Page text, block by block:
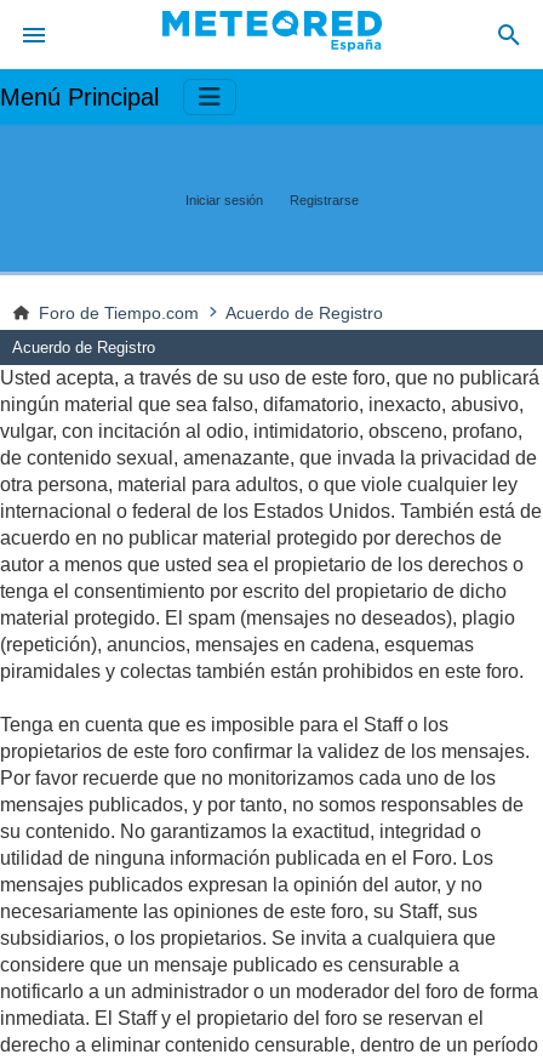
Menú Principal
Iniciar sesión Registrarse
Foro de Tiempo.com Acuerdo de Registro
Acuerdo de Registro
Usted acepta, a través de su uso de este foro, que no publicará
ningún material que sea falso, difamatorio, inexacto, abusivo,
vulgar, con incitación al odio, intimidatorio, obsceno, profano,
de contenido sexual, amenazante, que invada la privacidad de
otra persona, material para adultos, o que viole cualquier ley
internacional o federal de los Estados Unidos. También está de
acuerdo en no publicar material protegido por derechos de
autor a menos que usted sea el propietario de los derechos o
tenga el consentimiento por escrito del propietario de dicho
material protegido. El spam (mensajes no deseados), plagio
(repetición), anuncios, mensajes en cadena, esquemas
piramidales y colectas también están prohibidos en este foro.
Tenga en cuenta que es imposible para el Staff o los
propietarios de este foro confirmar la validez de los mensajes.
Por favor recuerde que no monitorizamos cada uno de los
mensajes publicados, y por tanto, no somos responsables de
su contenido. No garantizamos la exactitud, integridad o
utilidad de ninguna información publicada en el Foro. Los
mensajes publicados expresan la opinión del autor, y no
necesariamente las opiniones de este foro, su Staff, sus
subsidiarios, o los propietarios. Se invita a cualquiera que
considere que un mensaje publicado es censurable a
notificarlo a un administrador o un moderador del foro de forma
inmediata. El Staff y el propietario del foro se reservan el
derecho a eliminar contenido censurable, dentro de un período